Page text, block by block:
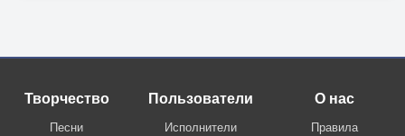
Творчество
Песни
Пользователи
Исполнители
О нас
Правила